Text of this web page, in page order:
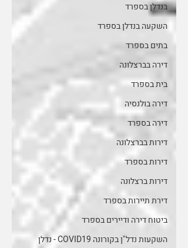
בנדלן בספרד
השקעה בנדלן בספרד
בתים בספרד
דירה בברצלונה
בית בספרד
דירה בולנסיה
דירה בספרד
דירות בברצלונה
דירות בספרד
דירות ברצלונה
דירת תיירות בספרד
ביטוח דירה ודיירים בספרד
השקעות נדל"ן בקורונה COVID19 - נדלן